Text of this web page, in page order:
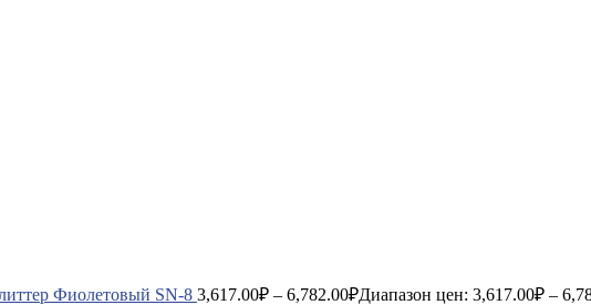
Фиолетовый SN-8 3,617.00₽ – 6,782.00₽Диапазон цен: 3,617.00₽ –